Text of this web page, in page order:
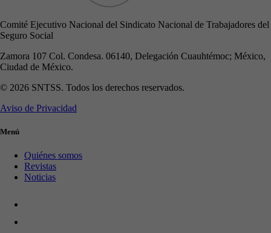
Comité Ejecutivo Nacional del Sindicato Nacional de Trabajadores del
Seguro Social
Zamora 107 Col. Condesa. 06140, Delegación Cuauhtémoc; México,
Ciudad de México.
© 2026 SNTSS. Todos los derechos reservados.
Aviso de Privacidad
Menú
Quiénes somos
Revistas
Noticias